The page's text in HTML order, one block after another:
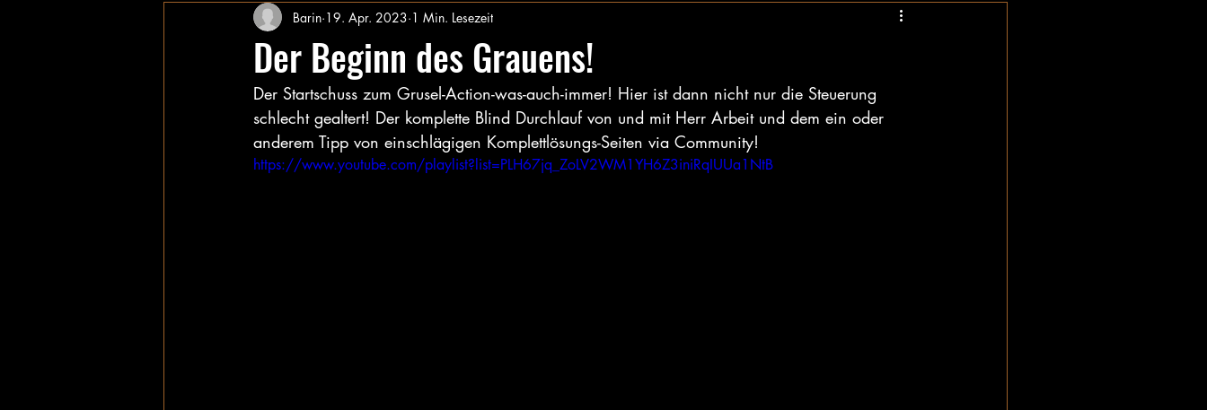
Der Beginn des Grauens!
Barin 19. Apr. 2023 1 Min. Lesezeit
Der Startschuss zum Grusel-Action-was-auch-immer! Hier ist dann nicht nur die Steuerung
schlecht gealtert! Der komplette Blind Durchlauf von und mit Herr Arbeit und dem ein oder
anderem Tipp von einschlägigen Komplettlösungs-Seiten via Community!
https://www.youtube.com/playlist?list=PLH67jq_ZoLV2WM1YH6Z3iniRqIUUa1NtB